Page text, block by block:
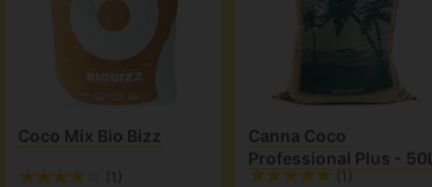
Coco Mix Bio Bizz
(1)
Canna Coco
Professional Plus - 50L
(1)